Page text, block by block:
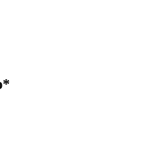
*